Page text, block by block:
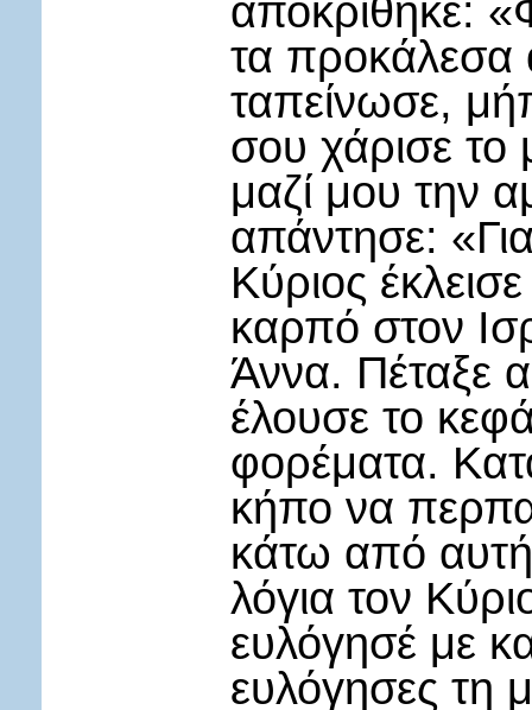
αποκρίθηκε:
τα προκάλεσα
ταπείνωσε,
σου χάρισε το
μαζί μου την
απάντησε:
Κύριος
καρπό στον
Άννα. Πέταξε
έλουσε το
φορέματα.
κήπο να
κάτω από
λόγια τον
ευλόγησέ με
ευλόγησες τη